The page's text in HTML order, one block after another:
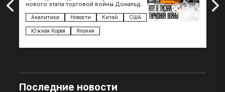
нового этапа торговой войны Дональда
импорта из более 100 стран…
Аналитика Новости Китай США
Южная Корея Япония
The
Последние новости